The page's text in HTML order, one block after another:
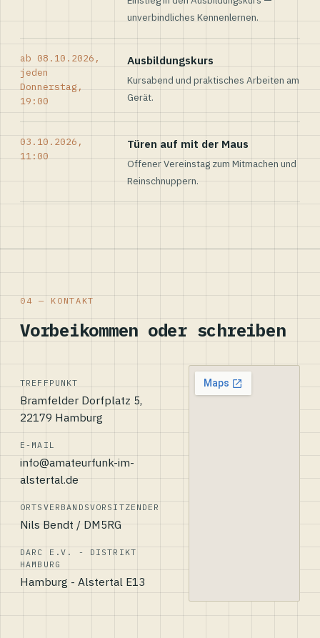
unverbindliches Kennenlernen.
ab 08.10.2026,
jeden
Donnerstag,
19:00
Ausbildungskurs
Kursabend und praktisches Arbeiten am
Gerät.
03.10.2026,
11:00
Türen auf mit der Maus
Offener Vereinstag zum Mitmachen und
Reinschnuppern.
04 — KONTAKT
Vorbeikommen oder schreiben
TREFFPUNKT
Bramfelder Dorfplatz 5,
22179 Hamburg
E-MAIL
info@amateurfunk-im-
alstertal.de
ORTSVERBANDSVORSITZENDER
Nils Bendt / DM5RG
DARC E.V. - DISTRIKT
HAMBURG
Hamburg - Alstertal E13